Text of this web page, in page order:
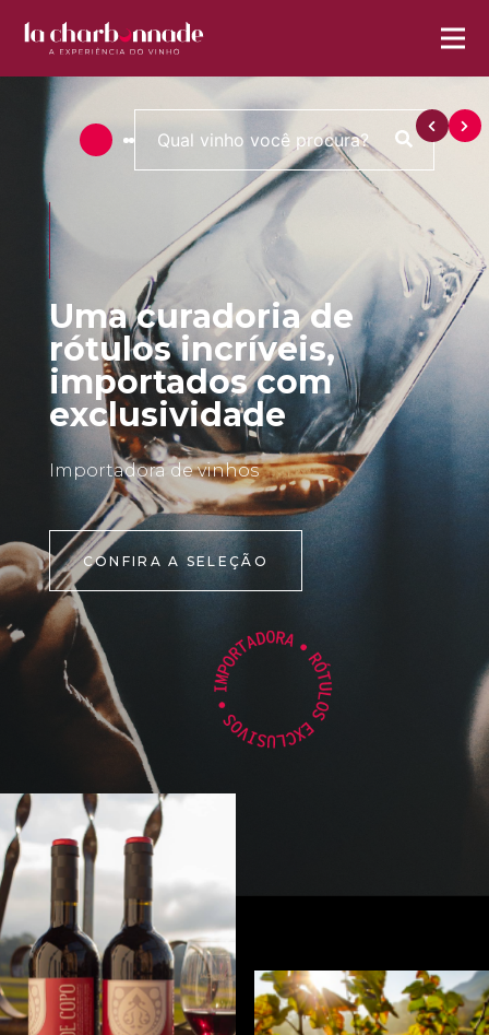
Uma curadoria de
rótulos incríveis,
importados com
exclusividade
Importadora de vinhos
CONFIRA A SELEÇÃO